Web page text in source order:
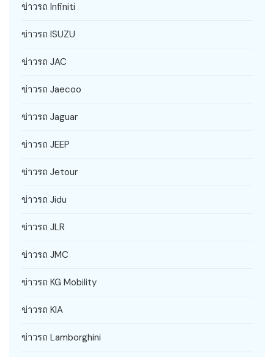
ข่าวรถ Infiniti
ข่าวรถ ISUZU
ข่าวรถ JAC
ข่าวรถ Jaecoo
ข่าวรถ Jaguar
ข่าวรถ JEEP
ข่าวรถ Jetour
ข่าวรถ Jidu
ข่าวรถ JLR
ข่าวรถ JMC
ข่าวรถ KG Mobility
ข่าวรถ KIA
ข่าวรถ Lamborghini